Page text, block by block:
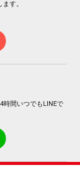
す。
時間いつでもLINEで